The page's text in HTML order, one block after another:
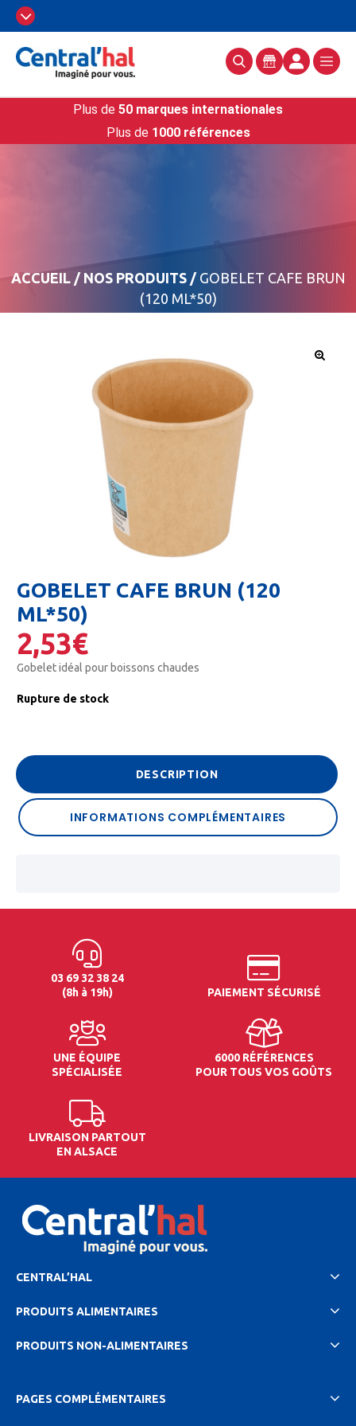
Plus de 50 marques internationales
Plus de 1000 références
ACCUEIL/ NOS PRODUITS/ GOBELET CAFE BRUN
(120 ML*50)
GOBELET CAFE BRUN (120
ML*50)
2,53€
Gobelet idéal pour boissons chaudes
Rupture de stock
DESCRIPTION
INFORMATIONS COMPLÉMENTAIRES
03 69 32 38 24
(8h à 19h)
PAIEMENT SÉCURISÉ
UNE ÉQUIPE
SPÉCIALISÉE
6000 RÉFÉRENCES
POUR TOUS VOS GOÛTS
LIVRAISON PARTOUT
EN ALSACE
CENTRAL’HAL
PRODUITS ALIMENTAIRES
PRODUITS NON-ALIMENTAIRES
PAGES COMPLÉMENTAIRES